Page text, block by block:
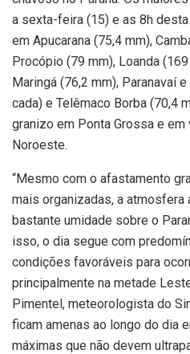
a sexta-feira (15) e as 8h
em Apucarana (75,4 mm),
Procópio (79 mm), Loanda
Maringá (76,2 mm), Paranavaí
cada) e Telêmaco Borba (70,4
granizo em Ponta Grossa e
Noroeste.
“Mesmo com o afastamento
mais organizadas, a atmosfera
bastante umidade sobre o
isso, o dia segue com
condições favoráveis para
principalmente na metade
Pimentel, meteorologista do
ficam amenas ao longo do dia
máximas que não devem